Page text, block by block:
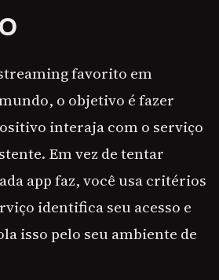
favorito em
o objetivo é fazer
interaja com o serviço
Em vez de tentar
app faz, você usa critérios
identifica seu acesso e
isso pelo seu ambiente de